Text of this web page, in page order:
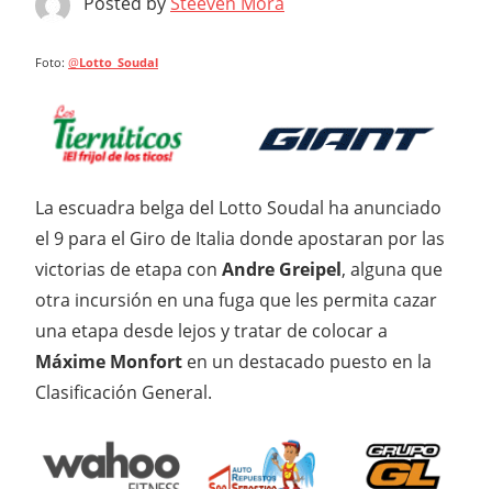
Foto: @Lotto_Soudal
La escuadra belga del Lotto Soudal ha anunciado
el 9 para el Giro de Italia donde apostaran por las
victorias de etapa con Andre Greipel, alguna que
otra incursión en una fuga que les permita cazar
una etapa desde lejos y tratar de colocar a
Máxime Monfort en un destacado puesto en la
Clasificación General.